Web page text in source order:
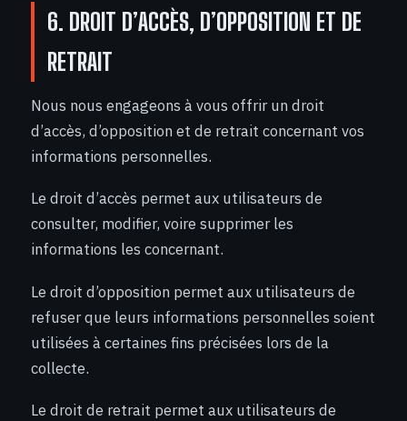
6. DROIT D’ACCÈS, D’OPPOSITION ET DE
RETRAIT
Nous nous engageons à vous offrir un droit
d’accès, d’opposition et de retrait concernant vos
informations personnelles.
Le droit d’accès permet aux utilisateurs de
consulter, modifier, voire supprimer les
informations les concernant.
Le droit d’opposition permet aux utilisateurs de
refuser que leurs informations personnelles soient
utilisées à certaines fins précisées lors de la
collecte.
Le droit de retrait permet aux utilisateurs de